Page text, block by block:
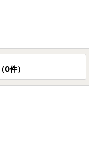
（0件）